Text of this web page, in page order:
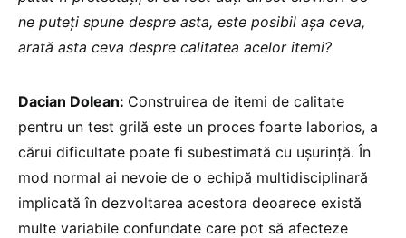
ne puteți spune despre asta, este posibil așa ceva,
arată asta ceva despre calitatea acelor itemi?
Dacian Dolean: Construirea de itemi de calitate
pentru un test grilă este un proces foarte laborios, a
cărui dificultate poate fi subestimată cu ușurință. În
mod normal ai nevoie de o echipă multidisciplinară
implicată în dezvoltarea acestora deoarece există
multe variabile confundate care pot să afecteze